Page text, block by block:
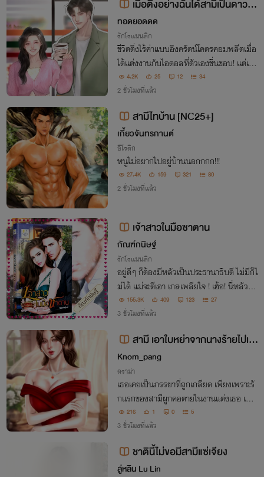
เมื่อติ่งอย่างฉันได้สามีเป็นดาวจ
รัสฟ้า
ทอดยอดดด
รักโรแมนติก
ชีวิตติ่งไร้ค่าแบบอิงครัตน์โคตรคอมพลีตเมื่อ
ได้แต่งงานกับไอดอลที่ตัวเองชื่นชอบ! แต่เมื่
อความจริงปรากฏว่าเขาไม่ใช่แสงดาวแต่กลั
บเป็นอุกกาบาตที่พร้อมพุ่งชนพุงกลม ๆ ขอ
4.2K 25 12 34
2 ชั่วโมงที่แล้ว
สามีไทบ้าน [NC25+]
เกี้ยวจันทรกานต์
อีโรติก
หนูไม่อยากไปอยู่บ้านนอกกกก!!!
27.4K 159 321 80
2 ชั่วโมงที่แล้ว
เจ้าสาวในมือซาตาน
กัณฑ์กนิษฐ์
รักโรแมนติก
อยู่ดีๆ ก็ต้องมีหลัวเป็นประธานาธิบดี ไม่มีก็ไ
ม่ได้ แม่จะตีเอา เกลเพลียใจ ! เฮ้อ! นี่หลัวหรื
อรูปปั้น พูดด้วยก็ไม่ค่อยอยากพูด เกลสะกิด
ท่านสะบัด ตัวทำจากทองคำหรือไงห๊ะ! นี่เมีย
155.3K 409 123 27
3 ชั่วโมงที่แล้ว
สามี เอาใบหย่าจากนางร้ายไปเล
ยค่ะ
Knom_pang
ดราม่า
เธอเคยเป็นภรรยาที่ถูกเกลียด เพียงเพราะรั
กแรกของสามีผูกคอตายในงานแต่งเธอ เมื่อ
ได้ย้อนกลับมาอีกครั้ง ระพีอัมพรจึงไม่เสียเว
ลาเรียกร้องความรักจากผู้ชายใจร้าย หย่าให้
จบ แล้วเริ่มต้นชีวิตใหม่ด้วยตัวเอง
216 1 0 5
3 ชั่วโมงที่แล้ว
ชาตินี้ไม่ขอมีสามีแซ่เจียง
ลู่หลิน Lu Lin